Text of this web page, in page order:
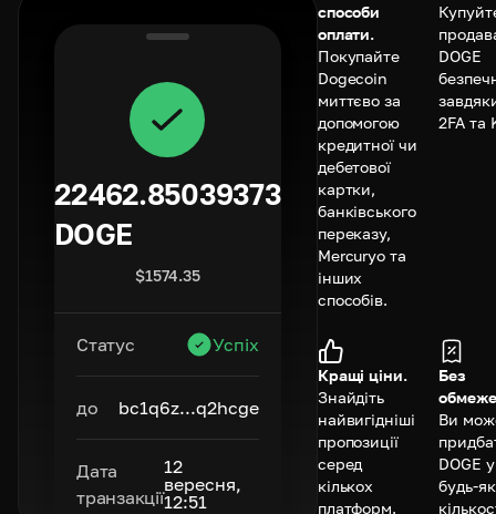
22462.85039373
DOGE
$1574.35
Статус Успіх
до bc1q6z...q2hcge
Дата
транзакції
12
вересня,
12:51
способи
оплати.
Покупайте
Dogecoin
миттєво за
допомогою
кредитної чи
дебетової
картки,
банківського
переказу,
Mercuryo та
інших
способів.
DOGE
2FA та
Кращі ціни.
Знайдіть
найвигідніші
пропозиції
серед
кількох
платформ.
Без
Ви
DOGE у
будь-